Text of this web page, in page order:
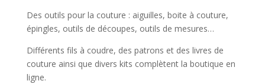
Des outils pour la couture : aiguilles, boite à couture,
épingles, outils de découpes, outils de mesures…
Différents fils à coudre, des patrons et des livres de
couture ainsi que divers kits complètent la boutique en
ligne.